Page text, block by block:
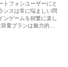
トフォンユーザーにと
ンスは常に悩ましい問
ンゲームを頻繁に楽し
量プランは魅力的…